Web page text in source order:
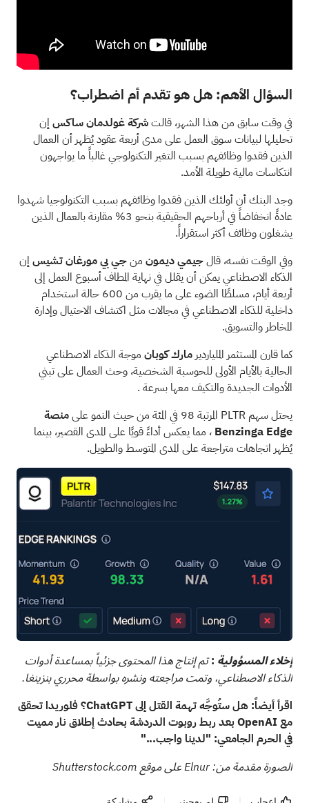
السؤال الأهم: هل هو تقدم أم اضطراب؟
في وقت سابق من هذا الشهر، قالتشركة غولدمان ساكسإن
تحليلها لبيانات سوق العمل على مدى أربعة عقود يُظهر أن العمال
الذين فقدوا وظائفهم بسبب التغير التكنولوجيغالباً ما يواجهون
انتكاسات مالية طويلة الأمد.
وجد البنك أن أولئك الذين فقدوا وظائفهم بسبب التكنولوجيا شهدوا
عادةً انخفاضاً في أرباحهم الحقيقية بنحو 3% مقارنة بالعمال الذين
يشغلون وظائف أكثر استقراراً.
وفي الوقت نفسه، قالجيمي ديمونمنجي بي مورغان تشيسإن
الذكاء الاصطناعي يمكن أن يقلل في نهاية المطافأسبوع العمل إلى
أربعة أيام، مسلطًا الضوء على ما يقرب من 600 حالة استخدام
داخلية للذكاء الاصطناعي في مجالات مثل اكتشاف الاحتيال وإدارة
المخاطر والتسويق.
كما قارن المستثمر الملياردير مارك كوبانموجة الذكاء الاصطناعي
الحالية بالأيام الأولى للحوسبة الشخصية، وحث العمال على تبني
الأدوات الجديدة والتكيف معها بسرعة.
يحتل سهم PLTR المرتبة 98 في المئة من حيث النمو على
منصة
Benzinga Edge ، مما يعكس أداءً قويًا على المدى القصير، بينما
يُظهر اتجاهات متراجعة على المدى المتوسط والطويل.
إخلاء المسؤولية : تم إنتاج هذا المحتوى جزئياً بمساعدة أدوات
الذكاء الاصطناعي، وتمت مراجعته ونشره بواسطة محرري بنزينغا.
اقرأ أيضاً:
هل ستُوجَّه تهمة القتل إلى ChatGPT؟ فلوريدا تحقق
مع OpenAI بعد ربط روبوت الدردشة بحادث إطلاق نار مميت
في الحرم الجامعي: "لدينا واجب..."
الصورة مقدمة من: Elnur على موقع Shutterstock.com